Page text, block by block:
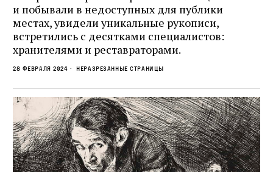
и побывали в недоступных для публики
местах, увидели уникальные рукописи,
встретились с десятками специалистов:
хранителями и реставраторами.
28 февраля 2024 Неразрезанные страницы